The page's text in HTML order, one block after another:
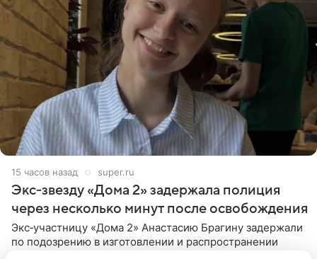
15 часов назад super.ru
Экс‑звезду «Дома 2» задержала полиция
через несколько минут после освобождения
Экс‑участницу «Дома 2» Анастасию Брагину задержали
по подозрению в изготовлении и распространении